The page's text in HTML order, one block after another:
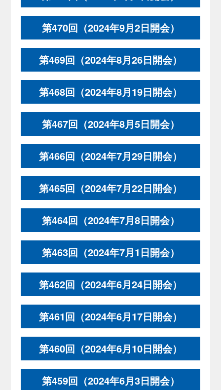
第470回（2024年9月2日開会）
第469回（2024年8月26日開会）
第468回（2024年8月19日開会）
第467回（2024年8月5日開会）
第466回（2024年7月29日開会）
第465回（2024年7月22日開会）
第464回（2024年7月8日開会）
第463回（2024年7月1日開会）
第462回（2024年6月24日開会）
第461回（2024年6月17日開会）
第460回（2024年6月10日開会）
第459回（2024年6月3日開会）